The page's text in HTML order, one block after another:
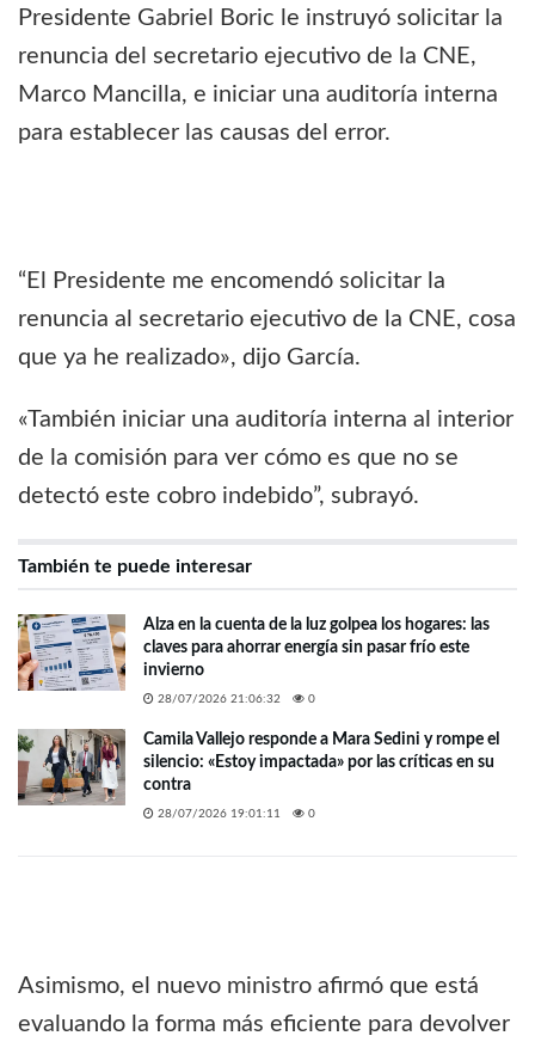
Presidente Gabriel Boric le instruyó solicitar la
renuncia del secretario ejecutivo de la CNE,
Marco Mancilla, e iniciar una auditoría interna
para establecer las causas del error.
“El Presidente me encomendó solicitar la
renuncia al secretario ejecutivo de la CNE, cosa
que ya he realizado», dijo García.
«También iniciar una auditoría interna al interior
de la comisión para ver cómo es que no se
detectó este cobro indebido”, subrayó.
También te puede interesar
Alza en la cuenta de la luz golpea los hogares: las
claves para ahorrar energía sin pasar frío este
invierno
28/07/2026 21:06:32 0
Camila Vallejo responde a Mara Sedini y rompe el
silencio: «Estoy impactada» por las críticas en su
contra
28/07/2026 19:01:11 0
Asimismo, el nuevo ministro afirmó que está
evaluando la forma más eficiente para devolver